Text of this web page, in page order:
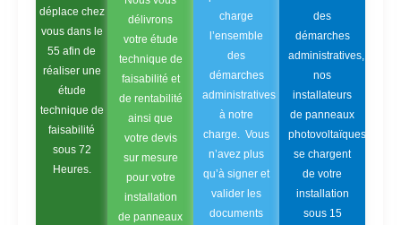
déplace chez
vous dans le
55 afin de
réaliser une
étude
technique de
faisabilité
sous 72
Heures.
délivrons
votre étude
technique de
faisabilité et
de rentabilité
ainsi que
votre devis
sur mesure
pour votre
installation
de panneaux
charge
l’ensemble
des
démarches
administratives
à notre
charge. Vous
n’avez plus
qu’à signer et
valider les
documents
des
démarches
administratives,
nos
installateurs
de panneaux
photovoltaïques
se chargent
de votre
installation
sous 15